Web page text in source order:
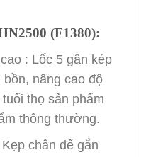
(F1380):
: Lốc 5 gân kép
nâng cao độ
thọ sản phẩm
thông thường.
chân đế gắn